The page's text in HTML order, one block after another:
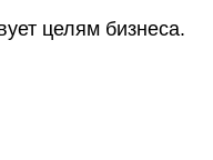
целям бизнеса.